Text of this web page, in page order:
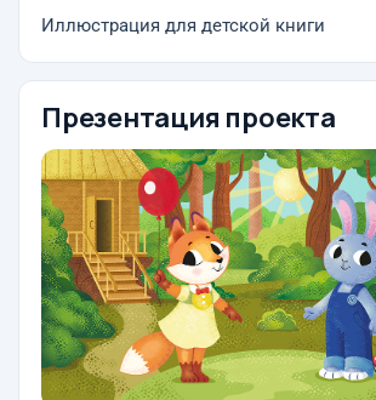
Иллюстрация для детской книги
Презентация проекта